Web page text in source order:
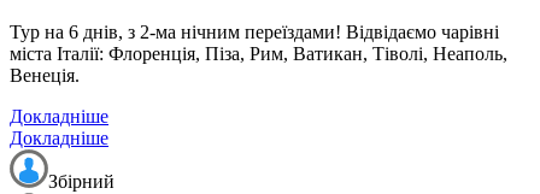
Тур на 6 днів, з 2-ма нічним переїздами! Відвідаємо чарівні
міста Італії: Флоренція, Піза, Рим, Ватикан, Тіволі, Неаполь,
Венеція.
Докладніше
Докладніше
Збірний